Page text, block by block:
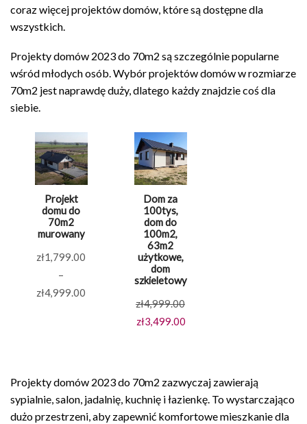
coraz więcej projektów domów, które są dostępne dla
wszystkich.
Projekty domów 2023 do 70m2 są szczególnie popularne
wśród młodych osób. Wybór projektów domów w rozmiarze
70m2 jest naprawdę duży, dlatego każdy znajdzie coś dla
siebie.
Projekt
domu do
70m2
murowany
zł1,799.00
–
zł4,999.00
zł4,999.00
Dom za
100tys,
dom do
100m2,
63m2
użytkowe,
dom
szkieletowy
zł4,999.00Pierwotna
cena
zł3,499.00
Projekty domów 2023 do 70m2 zazwyczaj zawierają
sypialnie, salon, jadalnię, kuchnię i łazienkę. To wystarczająco
dużo przestrzeni, aby zapewnić komfortowe mieszkanie dla